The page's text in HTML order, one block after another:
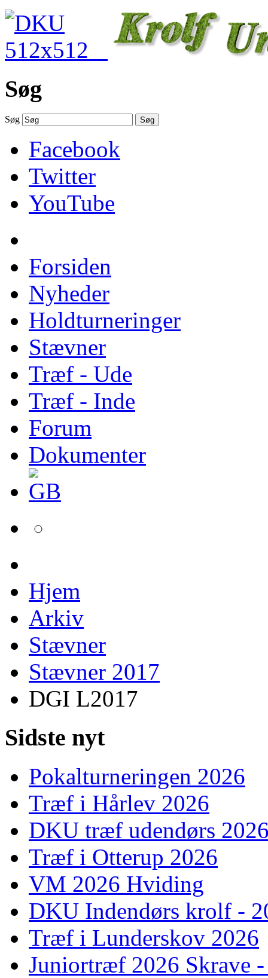
Søg
Søg Søg
Facebook
Twitter
YouTube
Forsiden
Nyheder
Holdturneringer
Stævner
Træf - Ude
Træf - Inde
Forum
Dokumenter
Hjem
Arkiv
Stævner
Stævner 2017
DGI L2017
Sidste nyt
Pokalturneringen 2026
Træf i Hårlev 2026
DKU træf udendørs
Træf i Otterup 2026
VM 2026 Hviding
DKU Indendørs krolf -
Træf i Lunderskov 2026
Juniortræf 2026 Skrave